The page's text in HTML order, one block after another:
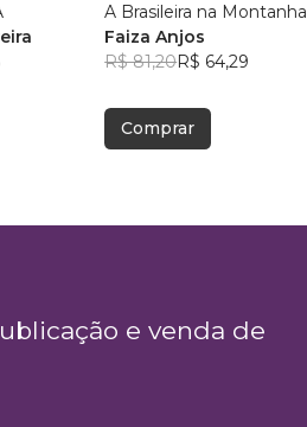
A Brasileira na Montanha
Faiza Anjos
R$ 81,20R$ 64,29
Comprar
e venda de